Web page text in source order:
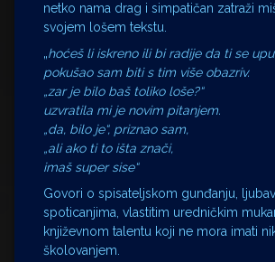
netko nama drag i simpatičan zatraži
svojem lošem tekstu.
„hoćeš li iskreno ili bi radije da ti se
pokušao sam biti s tim više obazriv.
„zar je bilo baš toliko loše?“
uzvratila mi je novim pitanjem.
„da, bilo je“, priznao sam,
„ali ako ti to išta znači,
imaš super sise“
Govori o spisateljskom gunđanju,
spoticanjima, vlastitim uredničkim
književnom talentu koji ne mora imati
školovanjem.